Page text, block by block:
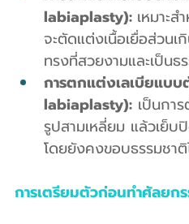
labiaplasty): เหมาะ
จะตัดแต่งเนื้อเยื่อส่วนเ
ทรงที่สวยงามและเป็นธ
การตกแต่งเลเบียแบ
labiaplasty): เป็นกา
รูปสามเหลี่ยม แล้วเย็บ
โดยยังคงขอบธรรมชาติ
การเตรียมตัวก่อนทำศัลยก